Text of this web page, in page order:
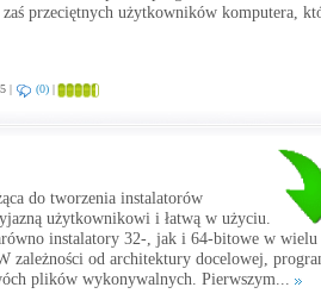
przeciętnych użytkowników komputera,
| (0) |
do tworzenia instalatorów
użytkownikowi i łatwą w użyciu.
instalatory 32-, jak i 64-bitowe w wielu
zależności od architektury docelowej,
plików wykonywalnych. Pierwszym...